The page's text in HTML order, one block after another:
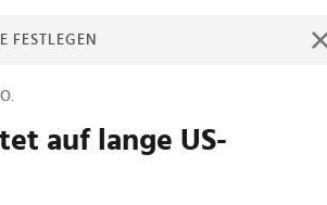
FESTLEGEN
auf lange US-